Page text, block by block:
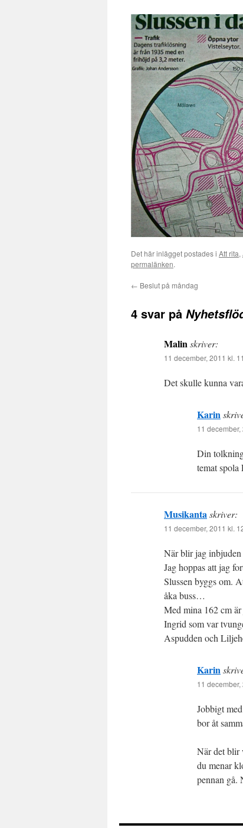
Det här inlägget postades i Att rita,
permalänken.
← Beslut på måndag
4 svar på
Malin skriver:
11 december, 2011 kl.
Det skulle kunna
Karin
11 december,
Din
temat spola
Musikanta skriver:
11 december, 2011 kl.
När blir jag inbjuden
Jag hoppas att jag
Slussen byggs om.
åka buss…
Med mina 162 cm
Ingrid som var
Aspudden och
Karin
11
Jobbigt
bor åt
När det blir
du menar
pennan gå.